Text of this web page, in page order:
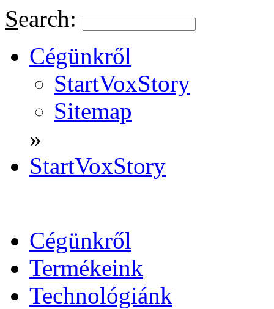
Search:
Cégünkről
StartVoxStory
Sitemap
»
StartVoxStory
Cégünkről
Termékeink
Technológiánk